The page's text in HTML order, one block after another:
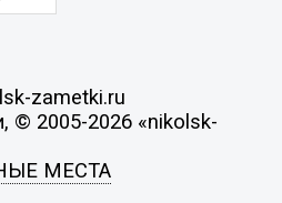
zametki.ru
© 2005-2026 «nikolsk-
МЕСТА